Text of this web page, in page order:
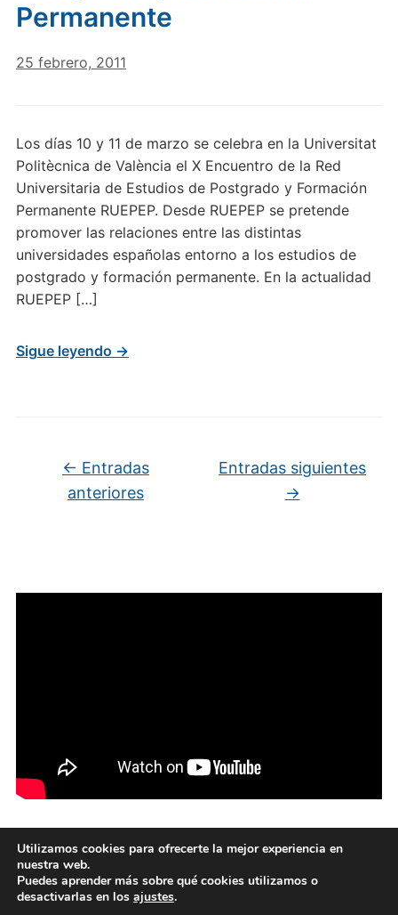
Permanente
25 febrero, 2011
Los días 10 y 11 de marzo se celebra en la Universitat
Politècnica de València el X Encuentro de la Red
Universitaria de Estudios de Postgrado y Formación
Permanente RUEPEP. Desde RUEPEP se pretende
promover las relaciones entre las distintas
universidades españolas entorno a los estudios de
postgrado y formación permanente. En la actualidad
RUEPEP […]
Sigue leyendo →
Navegación de entradas
← Entradas
anteriores
Entradas siguientes
→
Funciona conWordPress/ Tema Academica para WordPress
Utilizamos cookies para ofrecerte la mejor experiencia en
nuestra web.
Puedes aprender más sobre qué cookies utilizamos o
desactivarlas en los ajustes.